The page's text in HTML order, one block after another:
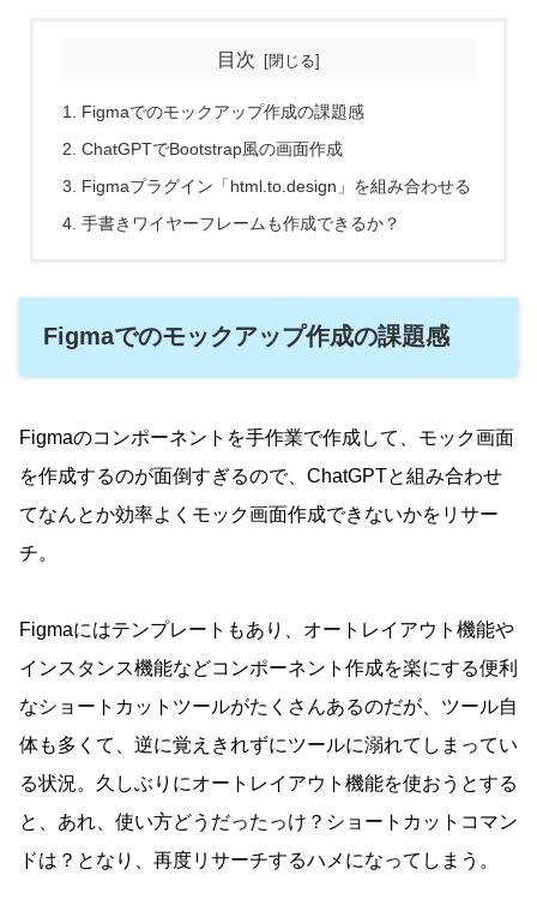
目次
Figmaでのモックアップ作成の課題感
ChatGPTでBootstrap風の画面作成
Figmaプラグイン「html.to.design」を組み合わせる
手書きワイヤーフレームも作成できるか？
Figmaでのモックアップ作成の課題感
Figmaのコンポーネントを手作業で作成して、モック画面
を作成するのが面倒すぎるので、ChatGPTと組み合わせ
てなんとか効率よくモック画面作成できないかをリサー
チ。
Figmaにはテンプレートもあり、オートレイアウト機能や
インスタンス機能などコンポーネント作成を楽にする便利
なショートカットツールがたくさんあるのだが、ツール自
体も多くて、逆に覚えきれずにツールに溺れてしまってい
る状況。久しぶりにオートレイアウト機能を使おうとする
と、あれ、使い方どうだったっけ？ショートカットコマン
ドは？となり、再度リサーチするハメになってしまう。